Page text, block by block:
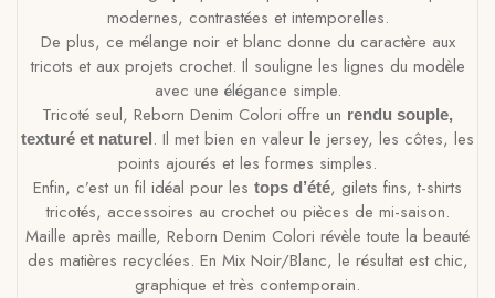
modernes, contrastées et intemporelles.
De plus, ce mélange noir et blanc donne du caractère aux
tricots et aux projets crochet. Il souligne les lignes du modèle
avec une élégance simple.
Tricoté seul, Reborn Denim Colori offre un rendu souple,
texturé et naturel. Il met bien en valeur le jersey, les côtes, les
points ajourés et les formes simples.
Enfin, c’est un fil idéal pour les tops d’été, gilets fins, t-shirts
tricotés, accessoires au crochet ou pièces de mi-saison.
Maille après maille, Reborn Denim Colori révèle toute la beauté
des matières recyclées. En Mix Noir/Blanc, le résultat est chic,
graphique et très contemporain.